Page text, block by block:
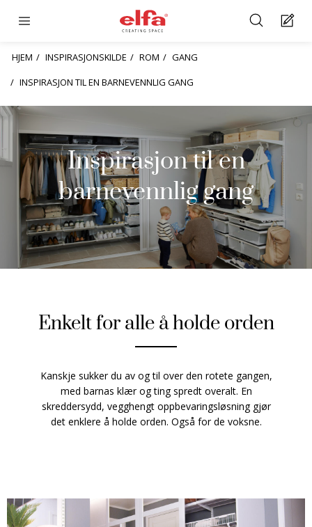
HJEM INSPIRASJONSKILDE ROM
GANG
INSPIRASJON TIL EN BARNEVENNLIG GANG
Inspirasjon til en
barnevennlig gang
Enkelt for alle å holde orden
Kanskje sukker du av og til over den rotete gangen,
med barnas klær og ting spredt overalt. En
skreddersydd, vegghengt oppbevaringsløsning gjør
det enklere å holde orden. Også for de voksne.